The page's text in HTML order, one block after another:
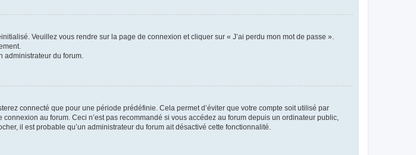
Veuillez vous rendre sur la page de connexion et cliquer sur « J’ai perdu mon mot de passe ».
administrateur du forum.
connecté que pour une période prédéfinie. Cela permet d’éviter que votre compte soit utilisé par
au forum. Ceci n’est pas recommandé si vous accédez au forum depuis un ordinateur public,
il est probable qu’un administrateur du forum ait désactivé cette fonctionnalité.